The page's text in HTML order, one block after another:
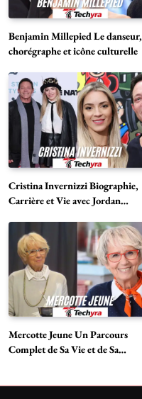
Benjamin Millepied Le danseur,
chorégraphe et icône culturelle
Cristina Invernizzi Biographie,
Carrière et Vie avec Jordan
Mercotte Jeune Un Parcours
Complet de Sa Vie et de Sa